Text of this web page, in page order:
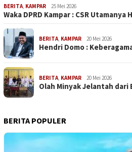
BERITA, KAMPAR 25 Mei 2026
Waka DPRD Kampar : CSR Utamanya
BERITA, KAMPAR 20 Mei 2026
Hendri Domo :
BERITA, KAMPAR 20 Mei 2026
Olah Minyak Jelantah
BERITA POPULER